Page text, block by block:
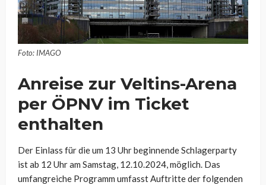
Foto: IMAGO
Anreise zur Veltins-Arena
per ÖPNV im Ticket
enthalten
Der Einlass für die um 13 Uhr beginnende Schlagerparty
ist ab 12 Uhr am Samstag, 12.10.2024, möglich. Das
umfangreiche Programm umfasst Auftritte der folgenden